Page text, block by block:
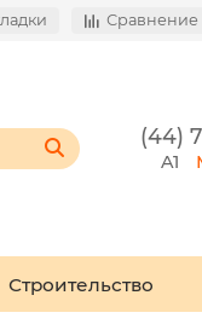
Сравнение
(44)
A1
Строительство